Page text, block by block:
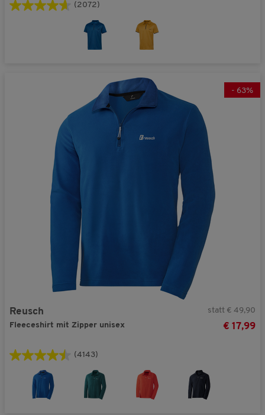
(2072)
- 63%
Reusch
Fleeceshirt mit Zipper unisex
statt € 49,90
€ 17,99
(4143)